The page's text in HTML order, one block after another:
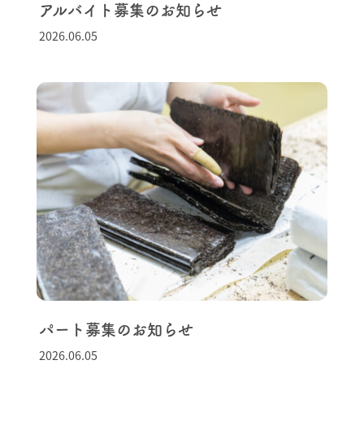
アルバイト募集のお知らせ
2026.06.05
パート募集のお知らせ
2026.06.05